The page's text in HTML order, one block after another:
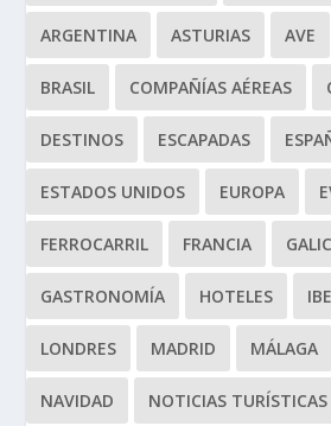
ARGENTINA ASTURIAS AVE
BRASIL COMPAÑÍAS AÉREAS
DESTINOS ESCAPADAS
ESTADOS UNIDOS EUROPA
FERROCARRIL FRANCIA
GASTRONOMÍA HOTELES
LONDRES MADRID MÁLAGA
NAVIDAD NOTICIAS TURÍSTICAS